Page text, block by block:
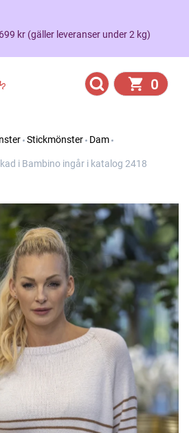
kr (gäller leveranser under 2 kg)
0
Stickmönster Dam
i Bambino ingår i katalog 2418